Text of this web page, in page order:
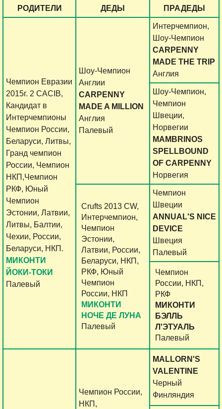
РОДИТЕЛИ
ДЕДЫ ПРАДЕДЫ
Чемпион Евразии
2015г. 2 CACIB,
Кандидат в
Интерчемпионы
Чемпион России,
Беларуси, Литвы,
Гранд чемпион
России, Чемпион
НКП,Чемпион
РКФ, Юный
Чемпион
Эстонии, Латвии,
Литвы, Балтии,
Чехии, России,
Беларуси, НКП.
МИКОНТИ
ЙОКИ-ТОКИ
Палевый
Шоу-Чемпион
Англии
CARPENNY
MADE A MILLION
Англия
Палевый
Интерчемпион,
Шоу-Чемпион
CARPENNY
MADE THE TRIP
Англия
Шоу-Чемпион,
Чемпион
Швеции,
Норвегии
MAMBRINOS
SPELLBOUND
OF CARPENNY
Норвегия
Crufts 2013 CW,
Интерчемпион,
Чемпион
Эстонии,
Латвии, России,
Беларуси, НКП,
РКФ, Юный
Чемпион
России, НКП
МИКОНТИ
НОЧЕ ДЕ ЛУНА
Палевый
Чемпион
Швеции
ANNUAL'S NICE
DEVICE
Швеция
Палевый
Чемпион
России, НКП,
РКФ
МИКОНТИ
БЭЛЛЬ
Л'ЭТУАЛЬ
Палевый
Чемпион России,
НКП,
MALLORN'S
VALENTINE
Черный
Финляндия